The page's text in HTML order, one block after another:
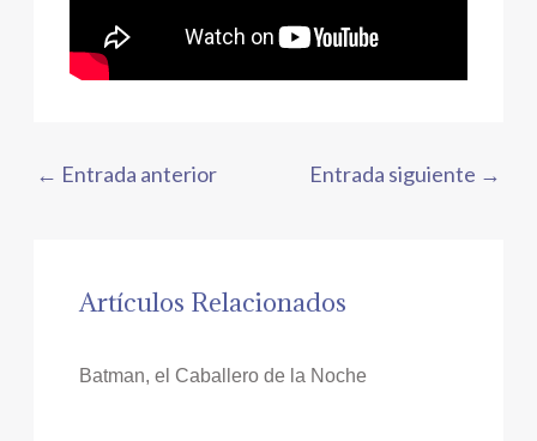
← Entrada anterior Entrada siguiente →
Artículos Relacionados
Batman, el Caballero de la Noche